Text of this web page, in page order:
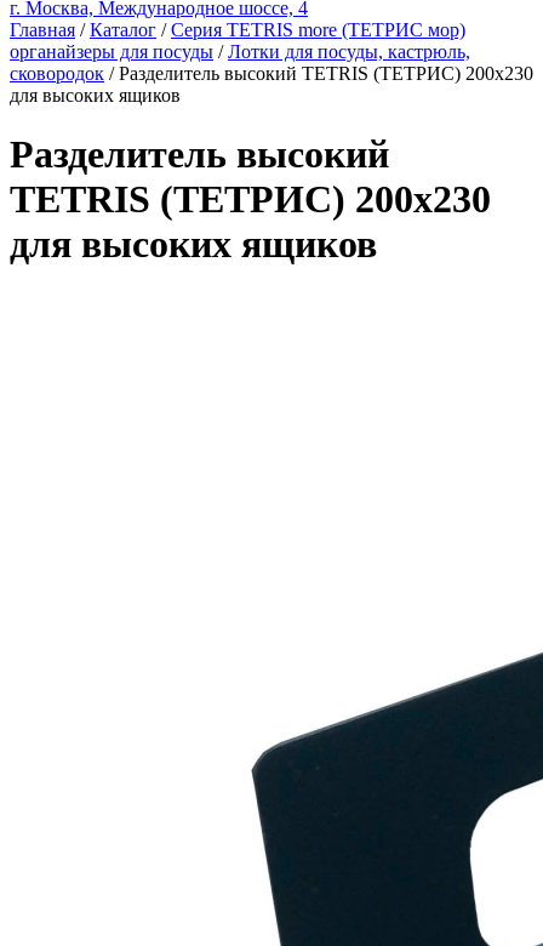
г. Москва, Международное шоссе, 4
Главная /Каталог /Серия TETRIS more (ТЕТРИС мор)
органайзеры для посуды /Лотки для посуды, кастрюль,
сковородок / Разделитель высокий TETRIS (ТЕТРИС) 200х230
для высоких ящиков
Разделитель высокий
TETRIS (ТЕТРИС) 200х230
для высоких ящиков